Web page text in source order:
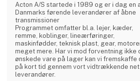
Acton A/S startede i 1989 og er i dag en
Danmarks førende leverandører af åbne
transmissioner
Programmet omfatter bl.a. lejer, kæder,
remme, koblinger, lineærføringer,
maskinfødder, teknisk plast, gear,
meget mere. Har vi mod forventning ikke
ønskede vare på lager kan vi fremskaffe
på kort tid gennem vort vidtrækkende
leverandører.